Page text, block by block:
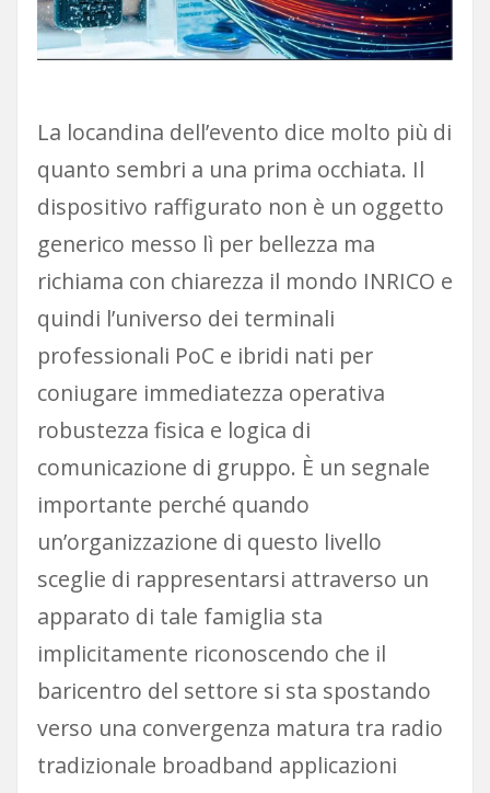
La locandina dell’evento dice molto più di
quanto sembri a una prima occhiata. Il
dispositivo raffigurato non è un oggetto
generico messo lì per bellezza ma
richiama con chiarezza il mondo INRICO e
quindi l’universo dei terminali
professionali PoC e ibridi nati per
coniugare immediatezza operativa
robustezza fisica e logica di
comunicazione di gruppo. È un segnale
importante perché quando
un’organizzazione di questo livello
sceglie di rappresentarsi attraverso un
apparato di tale famiglia sta
implicitamente riconoscendo che il
baricentro del settore si sta spostando
verso una convergenza matura tra radio
tradizionale broadband applicazioni